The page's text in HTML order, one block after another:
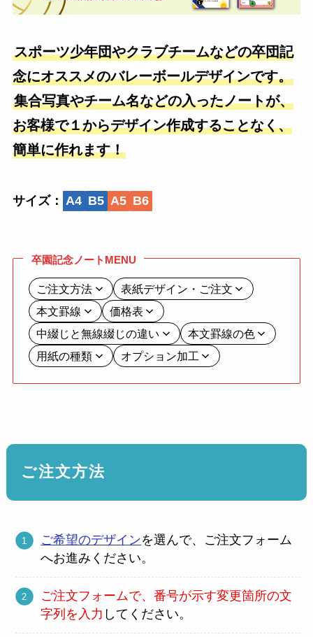
スポーツ少年団やクラブチームなどの卒団記
念にオススメのバレーボールデザインです。
集合写真やチーム名などの入ったノートが、
お客様で１からデザイン作成することなく、
簡単に作れます！
サイズ： A4 B5 A5 B6
卒園記念ノートMENU
ご注文方法
表紙デザイン・ご注文
本文罫線
価格表
中綴じと無線綴じの違い
本文罫線の色
用紙の種類
オプション加工
ご注文方法
ご希望のデザインを選んで、ご注文フォーム
へお進みください。
ご注文フォームで、番号が示す変更箇所の文
字列を入力 してください。